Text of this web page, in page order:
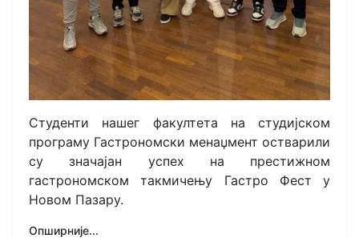
Студенти нашег факултета на студијском
програму Гастрономски менаџмент остварили
су значајан успех на престижном
гастрономском такмичењу Гастро Фест у
Новом Пазару.
Опширније...